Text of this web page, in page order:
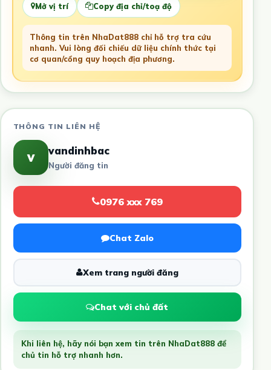
Mở vị trí Copy địa chỉ/toạ độ
Thông tin trên NhaDat888 chỉ hỗ trợ tra cứu
nhanh. Vui lòng đối chiếu dữ liệu chính thức tại
cơ quan/cổng quy hoạch địa phương.
THÔNG TIN LIÊN HỆ
v vandinhbac
Người đăng tin
0976 xxx 769
Chat Zalo
Xem trang người đăng
Chat với chủ đất
Khi liên hệ, hãy nói bạn xem tin trên NhaDat888 để
chủ tin hỗ trợ nhanh hơn.